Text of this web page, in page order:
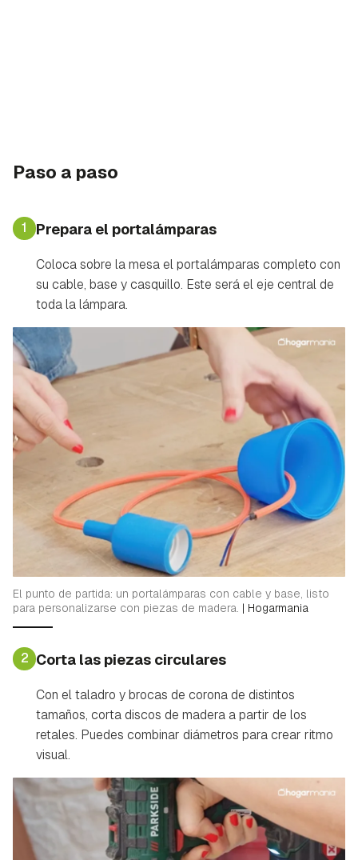
Paso a paso
1 Prepara el portalámparas
Coloca sobre la mesa el portalámparas completo con
su cable, base y casquillo. Este será el eje central de
toda la lámpara.
El punto de partida: un portalámparas con cable y base, listo
para personalizarse con piezas de madera. | Hogarmania
2 Corta las piezas circulares
Con el taladro y brocas de corona de distintos
tamaños, corta discos de madera a partir de los
retales. Puedes combinar diámetros para crear ritmo
visual.